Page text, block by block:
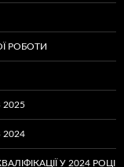
РОБОТИ
2024
У 2024 РОЦІ